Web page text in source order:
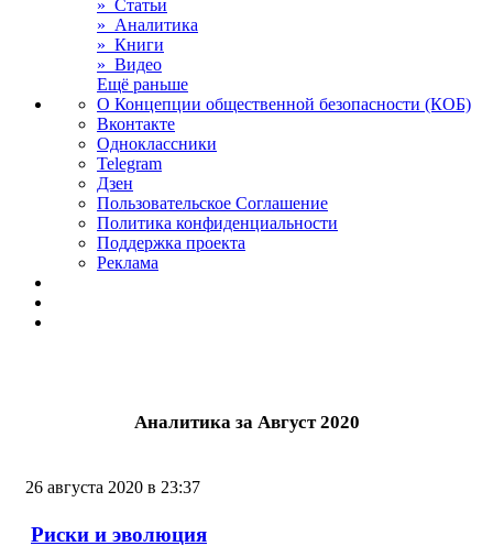
» Статьи
» Аналитика
» Книги
» Видео
Ещё раньше
О Концепции общественной безопасности (КОБ)
Вконтакте
Одноклассники
Telegram
Дзен
Пользовательское Соглашение
Политика конфиденциальности
Поддержка проекта
Реклама
Аналитика за Август 2020
26 августа 2020 в 23:37
Риски и эволюция